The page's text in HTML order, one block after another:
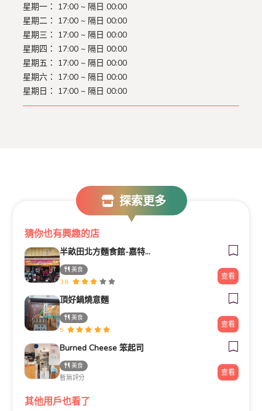
星期一： 17:00 ~ 隔日 00:00
星期二： 17:00 ~ 隔日 00:00
星期三： 17:00 ~ 隔日 00:00
星期四： 17:00 ~ 隔日 00:00
星期五： 17:00 ~ 隔日 00:00
星期六： 17:00 ~ 隔日 00:00
星期日： 17:00 ~ 隔日 00:00
探索更多
猜你也有興趣的店
半畝田北方麵食館-嘉特產協
美食
3.8
查看
頂好鍋燒意麵
美食
5
查看
Burned Cheese 笨起司
美食
暫無評分
查看
其他用戶也看了